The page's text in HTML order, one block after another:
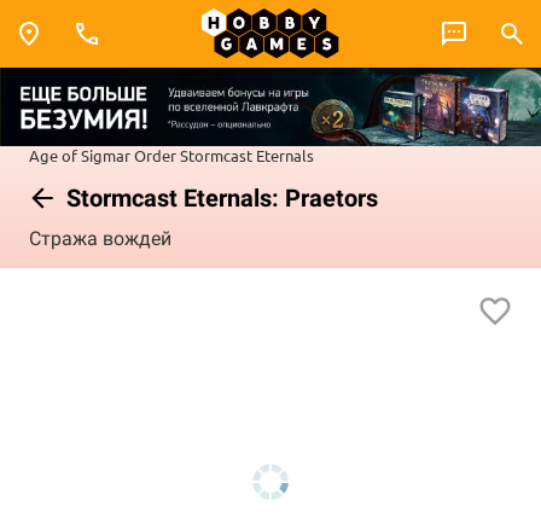
Age of SigmarOrderStormcast Eternals
Stormcast Eternals: Praetors
Стража вождей